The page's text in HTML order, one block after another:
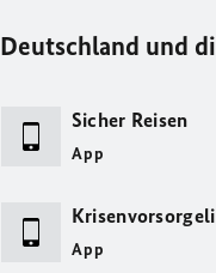
Deutschland und
Sicher Reisen
App
App